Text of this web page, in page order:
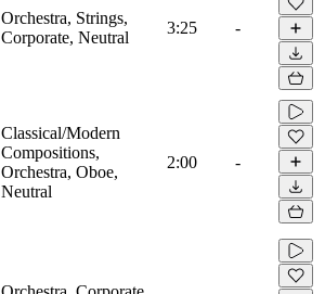
Orchestra, Strings,
Corporate, Neutral
3:25 -
Classical/Modern
Compositions,
Orchestra, Oboe,
Neutral
2:00 -